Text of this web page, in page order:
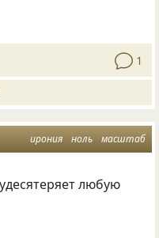
1
ирония ноль масштаб
любую